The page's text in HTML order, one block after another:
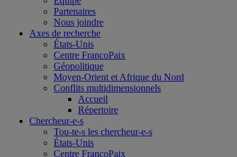
Partenaires
Nous joindre
Axes de recherche
États-Unis
Centre FrancoPaix
Géopolitique
Moyen-Orient et Afrique du Nord
Conflits multidimensionnels
Accueil
Répertoire
Chercheur-e-s
Tou-te-s les chercheur-e-s
États-Unis
Centre FrancoPaix